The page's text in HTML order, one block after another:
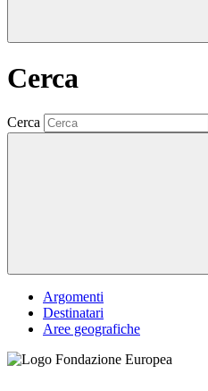
Cerca
Cerca
Argomenti
Destinatari
Aree geografiche